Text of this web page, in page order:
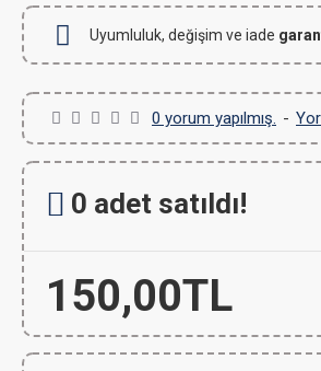
Uyumluluk, değişim ve iade
0 yorum yapılmış. -
150,00TL
0 adet satıldı!